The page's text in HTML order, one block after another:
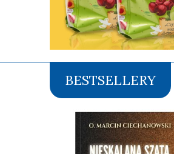
BESTSELLERY